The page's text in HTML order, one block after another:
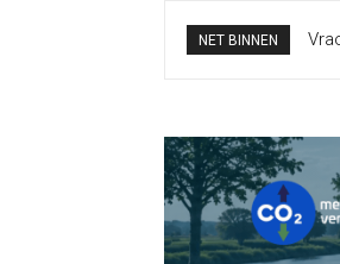
NET BINNEN